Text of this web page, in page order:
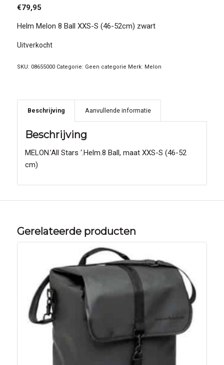
€79,95
Helm Melon 8 Ball XXS-S (46-52cm) zwart
Uitverkocht
SKU: 08655000 Categorie: Geen categorie Merk: Melon
Beschrijving Aanvullende informatie
Beschrijving
MELON.’All Stars ‘.Helm.8 Ball, maat XXS-S (46-52
cm)
Gerelateerde producten